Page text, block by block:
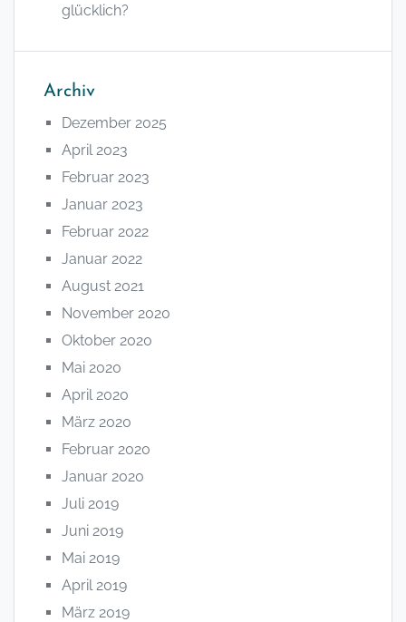
glücklich?
Archiv
Dezember 2025
April 2023
Februar 2023
Januar 2023
Februar 2022
Januar 2022
August 2021
November 2020
Oktober 2020
Mai 2020
April 2020
März 2020
Februar 2020
Januar 2020
Juli 2019
Juni 2019
Mai 2019
April 2019
März 2019